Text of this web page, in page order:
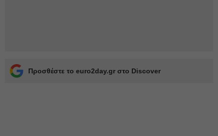
Προσθέστε το euro2day.gr στο Discover